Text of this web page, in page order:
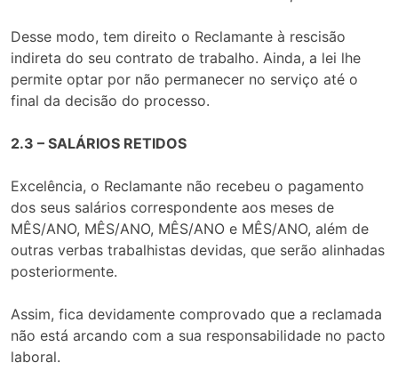
Desse modo, tem direito o Reclamante à rescisão
indireta do seu contrato de trabalho. Ainda, a lei lhe
permite optar por não permanecer no serviço até o
final da decisão do processo.
2.3 – SALÁRIOS RETIDOS
Excelência, o Reclamante não recebeu o pagamento
dos seus salários correspondente aos meses de
MÊS/ANO, MÊS/ANO, MÊS/ANO e MÊS/ANO, além de
outras verbas trabalhistas devidas, que serão alinhadas
posteriormente.
Assim, fica devidamente comprovado que a reclamada
não está arcando com a sua responsabilidade no pacto
laboral.